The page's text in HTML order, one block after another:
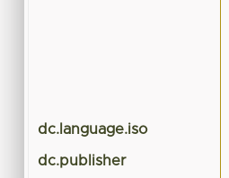
dc.language.iso
dc.publisher